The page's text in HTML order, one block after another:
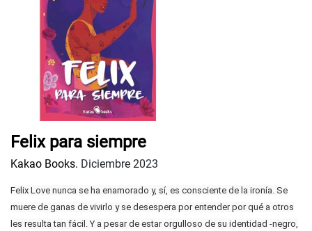
Felix para siempre
Kakao Books. Diciembre 2023
Felix Love nunca se ha enamorado y, sí, es consciente de la ironía. Se
muere de ganas de vivirlo y se desespera por entender por qué a otros
les resulta tan fácil. Y a pesar de estar orgulloso de su identidad -negro,